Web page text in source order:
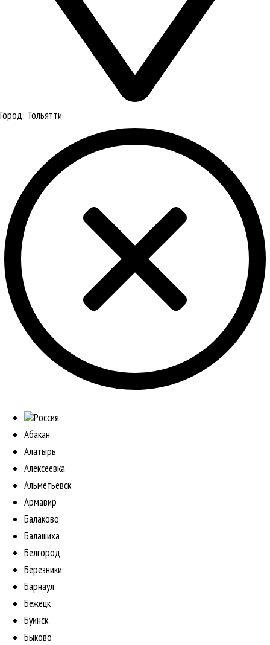
Город: Тольятти
Россия
Абакан
Алатырь
Алексеевка
Альметьевск
Армавир
Балаково
Балашиха
Белгород
Березники
Барнаул
Бежецк
Буинск
Быково